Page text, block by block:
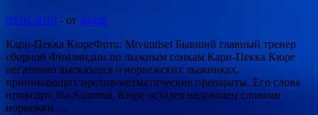
09.04.2019 - от admin
Кари-Пекка КюреФото: Mtvuutiset Бывший главный тренер
сборной Финляндии по лыжным гонкам Кари-Пекка Кюре
негативно высказался о норвежских лыжниках,
принимающих противоастматические препараты. Его слова
приводит Ilta-Sanomat. Кюре остался недоволен словами
норвежки …